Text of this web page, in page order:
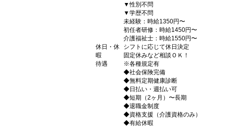
▼性別不問
▼学歴不問
未経験：時給1350円〜
初任者研修：時給1450円〜
介護福祉士：時給1550円〜
休日・休
暇
シフトに応じて休日決定
固定休みなど相談ＯＫ！
待遇
※各種規定有
◆社会保険完備
◆無料定期健康診断
◆日払い・週払い可
◆短期（2ヶ月）〜長期
◆退職金制度
◆資格支援（介護資格のみ）
◆有給休暇